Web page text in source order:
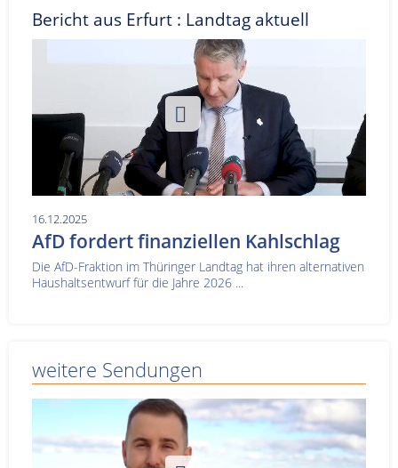
Bericht aus Erfurt : Landtag aktuell
16.12.2025
AfD fordert finanziellen Kahlschlag
Die AfD-Fraktion im Thüringer Landtag hat ihren alternativen
Haushaltsentwurf für die Jahre 2026 ...
weitere Sendungen